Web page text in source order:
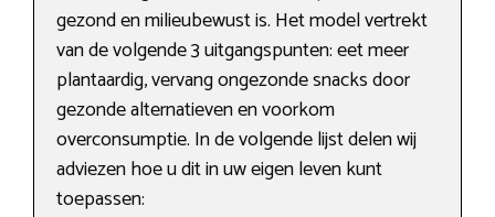
gezond en milieubewust is. Het model vertrekt
van de volgende 3 uitgangspunten: eet meer
plantaardig, vervang ongezonde snacks door
gezonde alternatieven en voorkom
overconsumptie. In de volgende lijst delen wij
adviezen hoe u dit in uw eigen leven kunt
toepassen: